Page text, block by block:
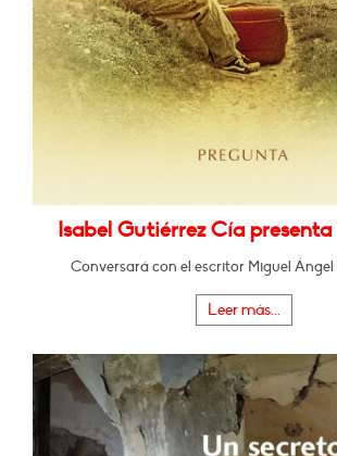
Isabel Gutiérrez Cía presenta
Conversará con el escritor Miguel
Leer más...